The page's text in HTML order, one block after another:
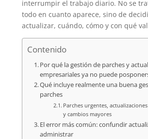
interrumpir el trabajo diario. No se
todo en cuanto aparece, sino de
actualizar, cuándo, cómo y con qué
Contenido
Por qué la gestión de parches y
empresariales ya no puede
Qué incluye realmente una buena
parches
Parches urgentes,
y cambios mayores
El error más común: confundir
administrar